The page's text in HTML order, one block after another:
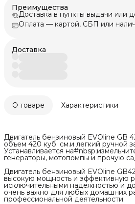
Преимущества
Доставка в пункты выдачи или
Оплата — картой, СБП или
Доставка
О товаре Характеристики
Двигатель бензиновый EVOline GB
объем 420 куб. см.и легкий ручной
Устанавливается
генераторы, мотопомпы и прочую
Двигатель бензиновый EVOline
высокую мощность и эффективную
исключительными надежностью и
очень важно для любых домашних
профессиональной деятельности.